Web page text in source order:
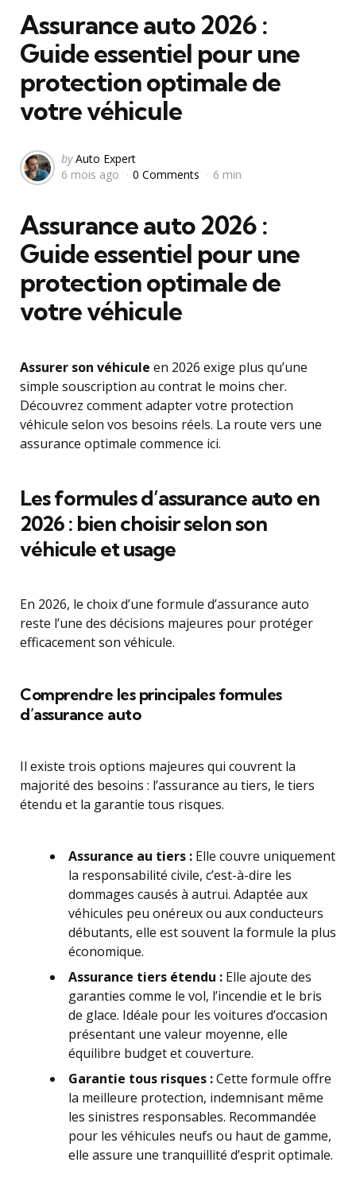
Assurance auto 2026 :
Guide essentiel pour une
protection optimale de
votre véhicule
Posted
by
by Auto Expert
6 mois ago
0 Comments 6 min
Assurance auto 2026 :
Guide essentiel pour une
protection optimale de
votre véhicule
Assurer son véhicule en 2026 exige plus qu’une
simple souscription au contrat le moins cher.
Découvrez comment adapter votre protection
véhicule selon vos besoins réels. La route vers une
assurance optimale commence ici.
Les formules d’assurance auto en
2026 : bien choisir selon son
véhicule et usage
En 2026, le choix d’une formule d’assurance auto
reste l’une des décisions majeures pour protéger
efficacement son véhicule.
Comprendre les principales formules
d’assurance auto
Il existe trois options majeures qui couvrent la
majorité des besoins : l’assurance au tiers, le tiers
étendu et la garantie tous risques.
Assurance au tiers : Elle couvre uniquement
la responsabilité civile, c’est-à-dire les
dommages causés à autrui. Adaptée aux
véhicules peu onéreux ou aux conducteurs
débutants, elle est souvent la formule la plus
économique.
Assurance tiers étendu : Elle ajoute des
garanties comme le vol, l’incendie et le bris
de glace. Idéale pour les voitures d’occasion
présentant une valeur moyenne, elle
équilibre budget et couverture.
Garantie tous risques :Cette formule offre
la meilleure protection, indemnisant même
les sinistres responsables. Recommandée
pour les véhicules neufs ou haut de gamme,
elle assure une tranquillité d’esprit optimale.